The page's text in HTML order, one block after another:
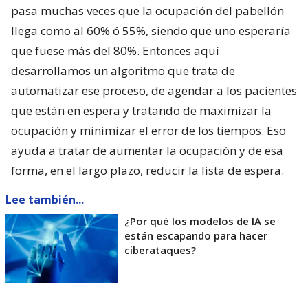
pasa muchas veces que la ocupación del pabellón
llega como al 60% ó 55%, siendo que uno esperaría
que fuese más del 80%. Entonces aquí
desarrollamos un algoritmo que trata de
automatizar ese proceso, de agendar a los pacientes
que están en espera y tratando de maximizar la
ocupación y minimizar el error de los tiempos. Eso
ayuda a tratar de aumentar la ocupación y de esa
forma, en el largo plazo, reducir la lista de espera.
Lee también...
¿Por qué los modelos de IA se
están escapando para hacer
ciberataques?